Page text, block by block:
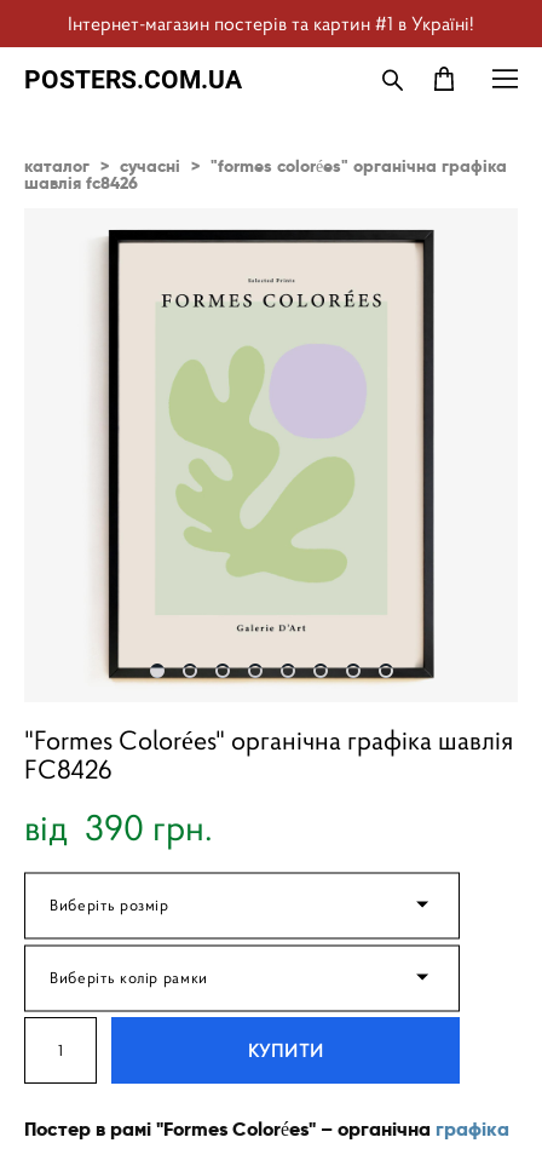
Інтернет-магазин постерів та картин #1 в Україні!
POSTERS.COM.UA
каталог > сучасні > "formes colorées" органічна графіка
шавлія fc8426
"Formes Colorées" органічна графіка шавлія
FC8426
від 390 грн.
Виберіть розмір
Виберіть колір рамки
КУПИТИ
Постер в рамі "Formes Colorées" – органічна графіка